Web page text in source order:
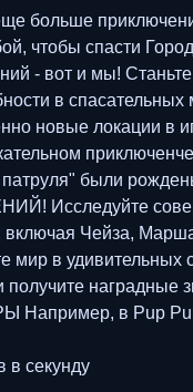
больше
чтобы спасти
- вот и мы!
в
новые локации в
были
Исследуйте
Чейза,
мир в удивительных
наградные
Например, в Pup
в секунду